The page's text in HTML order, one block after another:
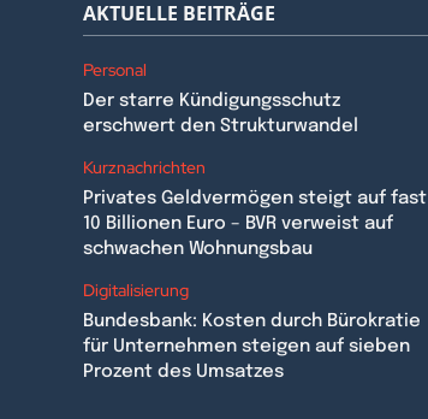
AKTUELLE BEITRÄGE
Personal
Der starre Kündigungsschutz
erschwert den Strukturwandel
Kurznachrichten
Privates Geldvermögen steigt auf fast
10 Billionen Euro – BVR verweist auf
schwachen Wohnungsbau
Digitalisierung
Bundesbank: Kosten durch Bürokratie
für Unternehmen steigen auf sieben
Prozent des Umsatzes